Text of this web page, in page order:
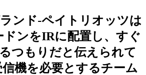
ンド-ペイトリオッツは
ドンをIRに配置し、すぐ
つもりだと伝えられて
機を必要とするチーム